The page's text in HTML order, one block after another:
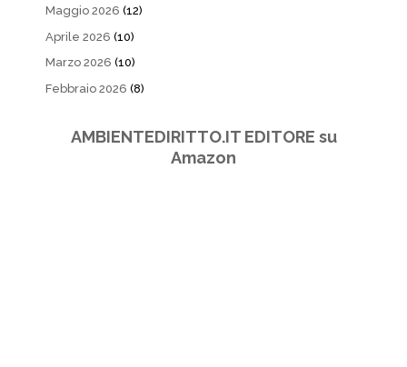
Maggio 2026 (12)
Aprile 2026 (10)
Marzo 2026 (10)
Febbraio 2026 (8)
AMBIENTEDIRITTO.IT EDITORE su
Amazon